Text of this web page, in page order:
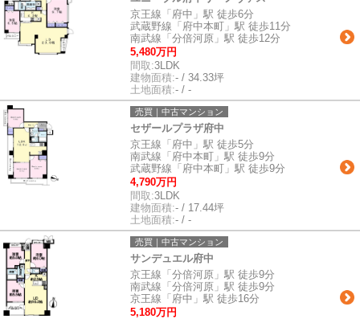
京王線「府中」駅 徒歩6分
武蔵野線「府中本町」駅 徒歩11分
南武線「分倍河原」駅 徒歩12分
5,480万円
間取:3LDK
建物面積:- / 34.33坪
土地面積:- / -
売買｜中古マンション
セザールプラザ府中
京王線「府中」駅 徒歩5分
南武線「府中本町」駅 徒歩9分
武蔵野線「府中本町」駅 徒歩9分
4,790万円
間取:3LDK
建物面積:- / 17.44坪
土地面積:- / -
売買｜中古マンション
サンデュエル府中
京王線「分倍河原」駅 徒歩9分
南武線「分倍河原」駅 徒歩9分
京王線「府中」駅 徒歩16分
5,180万円